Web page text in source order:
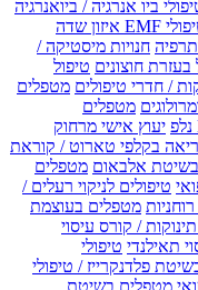
ביו אנרגיה / ביואנרגיה
טיפולי EMF איזון שדה
חנויות מיסטיקה /
בעזרת חוצונים טיפול
/ חדרי טיפולים מטפלים
מטפלים
יעוץ אישי מרחוק
בקלפי טארוט / קוראת
אלבאום מטפלים
טיפולים לניקוי רעלים /
מטפלים בעוצמת
תינוקות / קורס עיסוי
תאילנדי טיפולי
פלדנקרייז / טיפולי